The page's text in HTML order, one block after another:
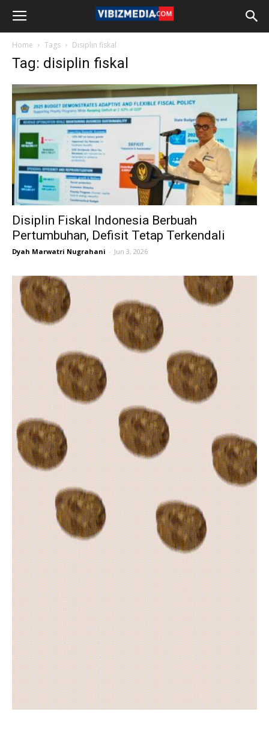
Home Tags Disiplin fiskal
Tag: disiplin fiskal
Disiplin Fiskal Indonesia Berbuah
Pertumbuhan, Defisit Tetap Terkendali
Dyah Marwatri Nugrahani - Jun 3, 2026